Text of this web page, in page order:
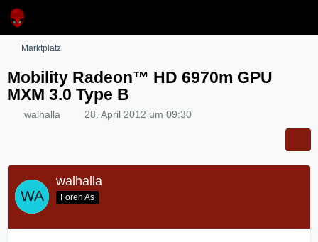
Marktplatz
Mobility Radeon™ HD 6970m GPU
MXM 3.0 Type B
walhalla 28. April 2012 um 09:30
walhalla
Foren As